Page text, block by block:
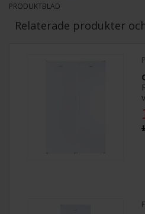
PRODUKTBLAD
Relaterade produkter